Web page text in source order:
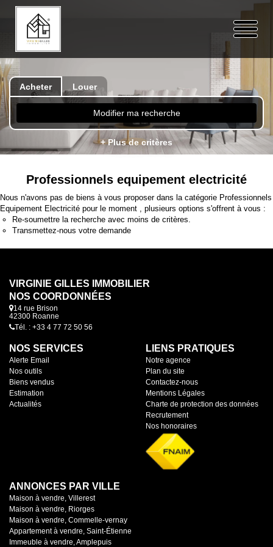
Acheter Louer
Modifier ma recherche
+ Plus de critères
Professionnels equipement electricité
Nous n'avons pas de biens à vous proposer dans la catégorie Professionnels
Equipement Electricité pour le moment , plusieurs options s'offrent à vous :
Re-soumettre la recherche avec moins de critères.
Transmettez-nous votre demande
VIRGINIE GILLES IMMOBILIER
NOS COORDONNÉES
14 rue Brison
42300 Roanne
Tél. : +33 4 77 72 50 56
NOS SERVICES
Alerte Email
Nos outils
Biens vendus
Estimation
Actualités
LIENS PRATIQUES
Notre agence
Plan du site
Contactez-nous
Mentions Légales
Charte de protection des données
Recrutement
Nos honoraires
ANNONCES PAR VILLE
Maison à vendre, Villerest
Maison à vendre, Riorges
Maison à vendre, Commelle-vernay
Appartement à vendre, Saint-Étienne
Immeuble à vendre, Amplepuis